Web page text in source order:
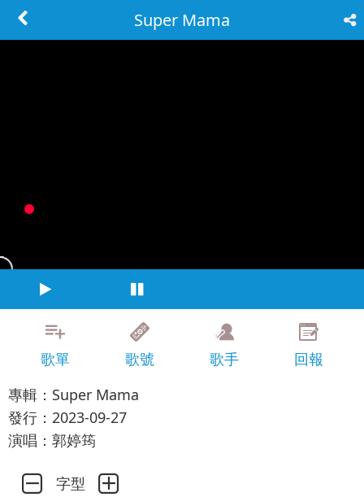
Super Mama
歌單 歌號 歌手
回報
專輯：Super Mama
發行：2023-09-27
演唱：郭婷筠
字型